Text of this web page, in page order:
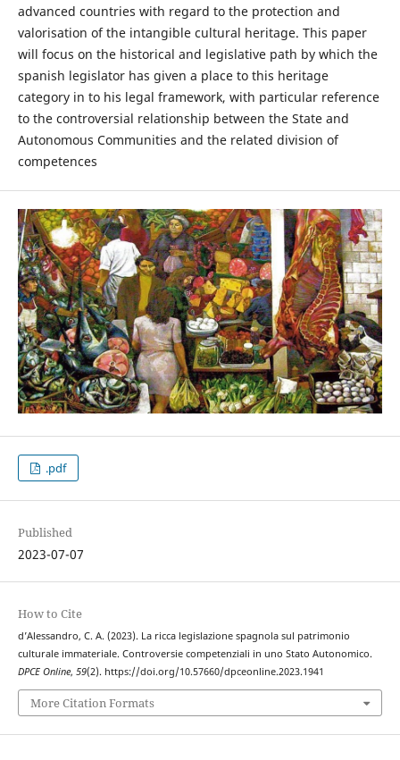
advanced countries with regard to the protection and
valorisation of the intangible cultural heritage. This paper
will focus on the historical and legislative path by which the
spanish legislator has given a place to this heritage
category in to his legal framework, with particular reference
to the controversial relationship between the State and
Autonomous Communities and the related division of
competences
.pdf
Published
2023-07-07
How to Cite
d’Alessandro, C. A. (2023). La ricca legislazione spagnola sul patrimonio
culturale immateriale. Controversie competenziali in uno Stato Autonomico.
DPCE Online, 59(2). https://doi.org/10.57660/dpceonline.2023.1941
More Citation Formats